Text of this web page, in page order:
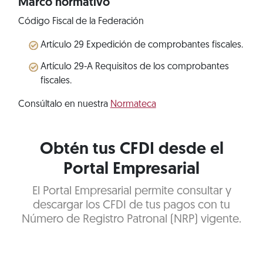
Marco normativo
Código Fiscal de la Federación
Artículo 29 Expedición de comprobantes fiscales.
Artículo 29-A Requisitos de los comprobantes
fiscales.
Consúltalo en nuestra Normateca
Obtén tus CFDI desde el
Portal Empresarial
El Portal Empresarial permite consultar y
descargar los CFDI de tus pagos con tu
Número de Registro Patronal (NRP) vigente.